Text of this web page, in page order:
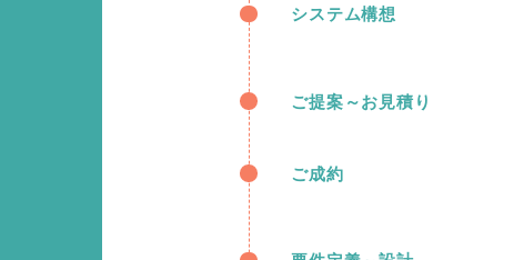
システム構想
ご提案～お見積り
ご成約